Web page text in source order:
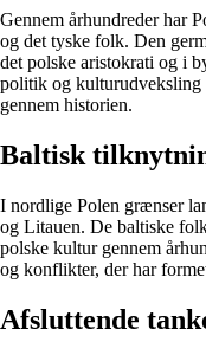
Gennem århundreder har
og det tyske folk. Den
det polske aristokrati og i
politik og kulturudveksling
gennem historien.
Baltisk
I nordlige Polen grænser
og Litauen. De baltiske
polske kultur gennem
og konflikter, der har
Afsluttende